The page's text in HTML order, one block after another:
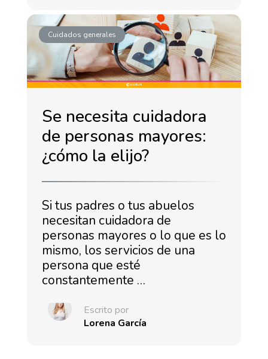
Cuidados generales
Se necesita cuidadora
de personas mayores:
¿cómo la elijo?
Si tus padres o tus abuelos
necesitan cuidadora de
personas mayores o lo que es lo
mismo, los servicios de una
persona que esté
constantemente …
Escrito por
Lorena García